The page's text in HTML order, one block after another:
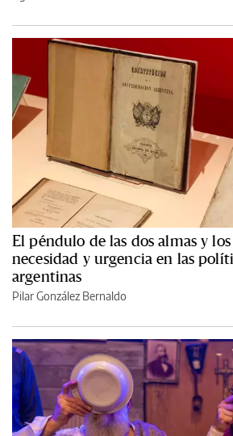
El péndulo de las dos almas y
necesidad y urgencia en las
argentinas
Pilar González Bernaldo